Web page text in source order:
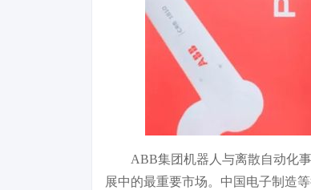
ABB集团机器人与离散自动化
展中的最重要市场。中国电子制造